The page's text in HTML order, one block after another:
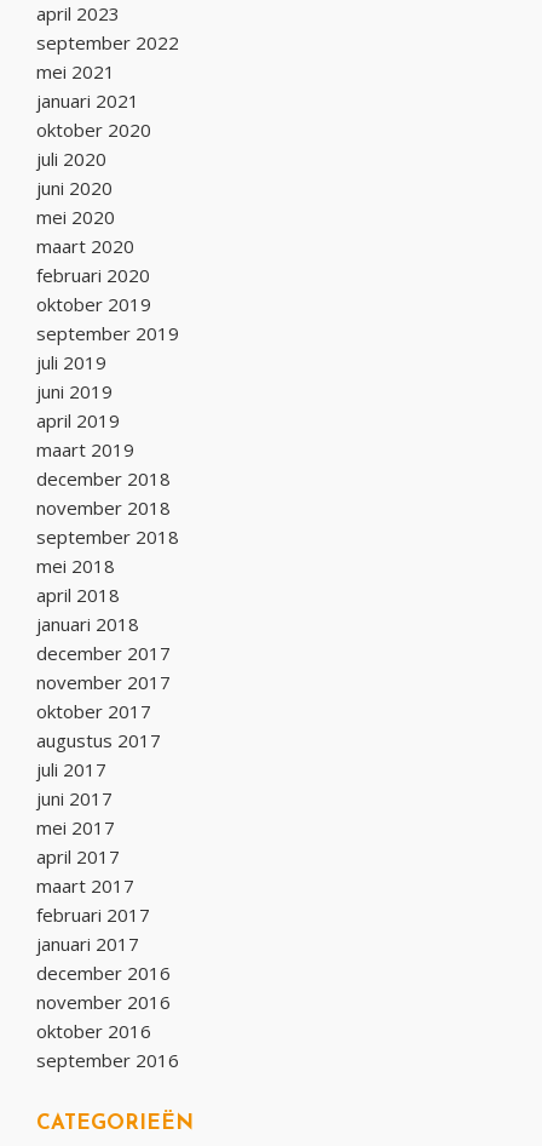
april 2023
september 2022
mei 2021
januari 2021
oktober 2020
juli 2020
juni 2020
mei 2020
maart 2020
februari 2020
oktober 2019
september 2019
juli 2019
juni 2019
april 2019
maart 2019
december 2018
november 2018
september 2018
mei 2018
april 2018
januari 2018
december 2017
november 2017
oktober 2017
augustus 2017
juli 2017
juni 2017
mei 2017
april 2017
maart 2017
februari 2017
januari 2017
december 2016
november 2016
oktober 2016
september 2016
CATEGORIEËN